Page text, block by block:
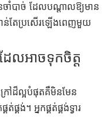
បាច់ ដែលបណ្តាលឱ្យមាន
ាន់តែប្រសើរឡើងពេញមួយ
លអាចទុកចិត្ត
រៅដ៏ល្អបំផុតគឺមិនមែន
គង់។ អ្នកផ្គត់ផ្គង់ទ្វារ